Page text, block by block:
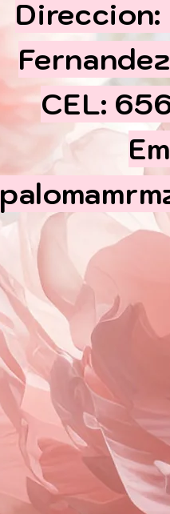
Direccion:
CEL: